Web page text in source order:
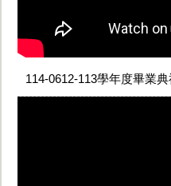
114-0612-113學年度畢業